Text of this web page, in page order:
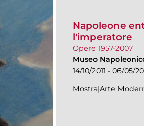
Napoleone
l'imperatore
Opere 1957-2007
Museo
14/10/2011 - 06/05/
Mostra|Arte